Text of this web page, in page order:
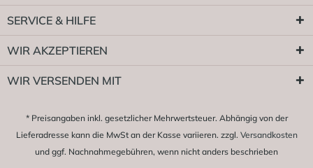
SERVICE & HILFE
WIR AKZEPTIEREN
WIR VERSENDEN MIT
* Preisangaben inkl. gesetzlicher Mehrwertsteuer. Abhängig von der
Lieferadresse kann die MwSt an der Kasse variieren. zzgl. Versandkosten
und ggf. Nachnahmegebühren, wenn nicht anders beschrieben